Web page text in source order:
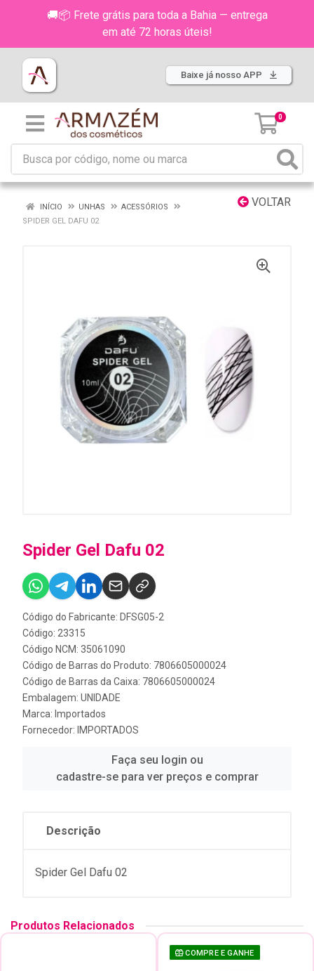
🚚📦 Frete grátis para toda a Bahia — entrega
em até 72 horas úteis!
Baixe já nosso APP
0
VOLTAR
INÍCIO UNHAS
ACESSÓRIOS
SPIDER GEL DAFU 02
Spider Gel Dafu 02
Código do Fabricante: DFSG05-2
Código: 23315
Código NCM: 35061090
Código de Barras do Produto: 7806605000024
Código de Barras da Caixa: 7806605000024
Embalagem: UNIDADE
Marca: Importados
Fornecedor: IMPORTADOS
Faça seu login ou
cadastre-se para ver preços e comprar
Descrição
Spider Gel Dafu 02
Produtos Relacionados
COMPRE E GANHE